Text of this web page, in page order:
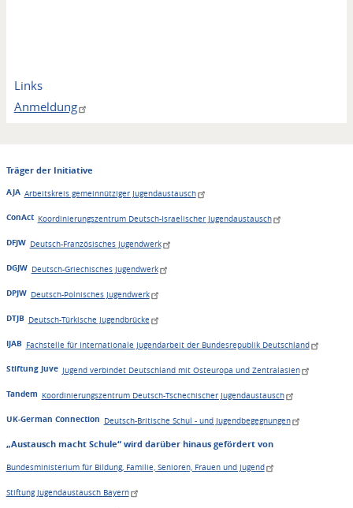
Links
Anmeldung
Träger der Initiative
AJA Arbeitskreis gemeinnütziger Jugendaustausch
ConAct Koordinierungszentrum Deutsch-Israelischer Jugendaustausch
DFJW Deutsch-Französisches Jugendwerk
DGJW Deutsch-Griechisches Jugendwerk
DPJW Deutsch-Polnisches Jugendwerk
DTJB Deutsch-Türkische Jugendbrücke
IJAB Fachstelle für Internationale Jugendarbeit der Bundesrepublik Deutschland
Stiftung Juve Jugend verbindet Deutschland mit Osteuropa und Zentralasien
Tandem Koordinierungszentrum Deutsch-Tschechischer Jugendaustausch
UK-German Connection Deutsch-Britische Schul - und Jugendbegegnungen
„Austausch macht Schule“ wird darüber hinaus gefördert von
Bundesministerium für Bildung, Familie, Senioren, Frauen und Jugend
Stiftung Jugendaustausch Bayern